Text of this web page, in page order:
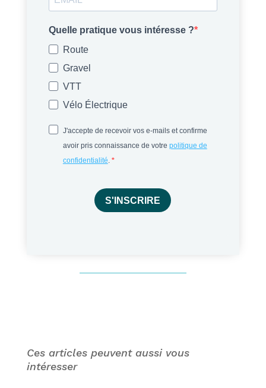
Quelle pratique vous intéresse ?
Route
Gravel
VTT
Vélo Électrique
J'accepte de recevoir vos e-mails et confirme
avoir pris connaissance de votre politique de
confidentialité.
S'INSCRIRE
Ces articles peuvent aussi vous
intéresser